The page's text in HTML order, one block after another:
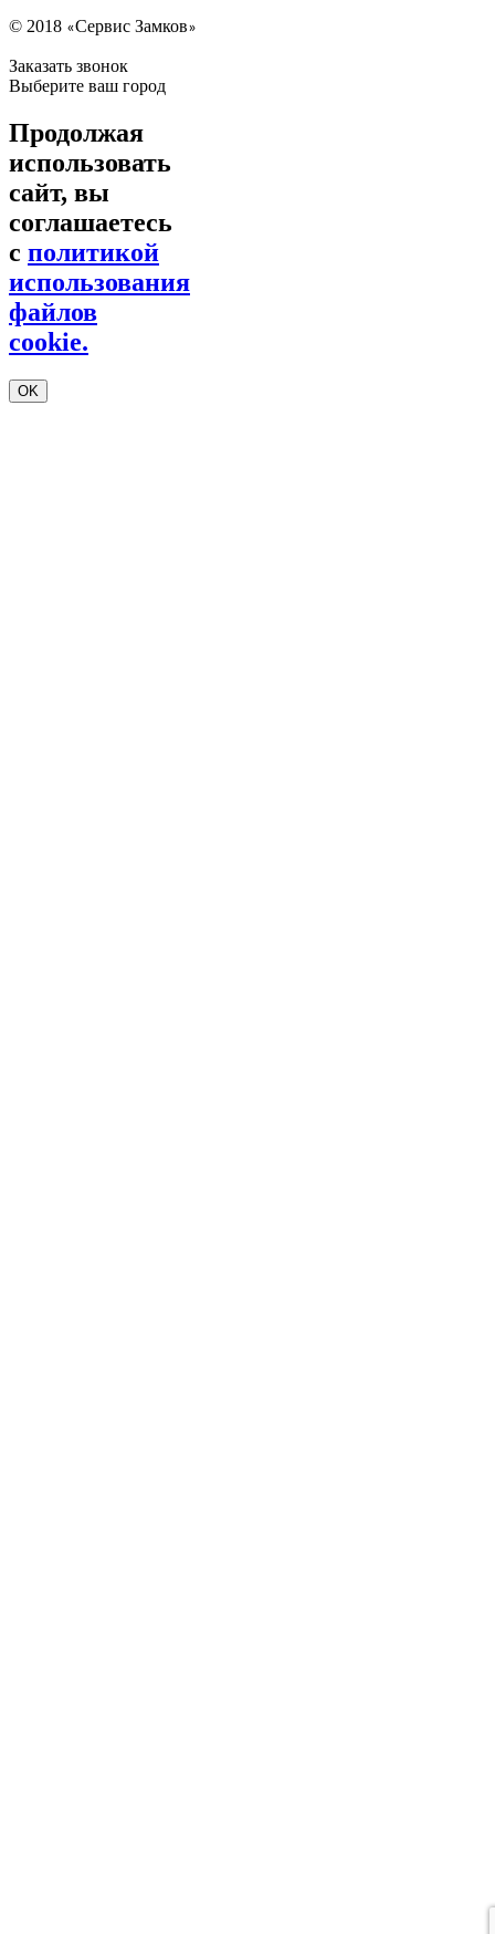
© 2018 «Сервис Замков»
Заказать звонок
Выберите ваш город
Продолжая
использовать
сайт, вы
соглашаетесь
с политикой
использования
файлов
cookie.
OK